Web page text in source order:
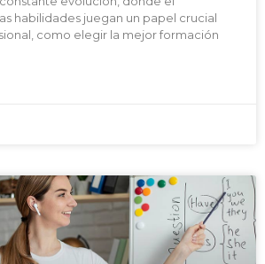
habilidades juegan un papel crucial
como elegir la mejor formación